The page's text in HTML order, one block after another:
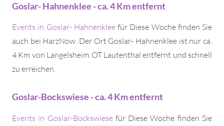
Goslar- Hahnenklee - ca. 4 Km entfernt
Events in Goslar- Hahnenkleefür Diese Woche finden Sie
auch bei HarzNow. Der Ort Goslar- Hahnenklee ist nur ca.
4 Km von Langelsheim OT Lautenthal entfernt und schnell
zu erreichen.
Goslar-Bockswiese - ca. 4 Km entfernt
Events in Goslar-Bockswiesefür Diese Woche finden Sie